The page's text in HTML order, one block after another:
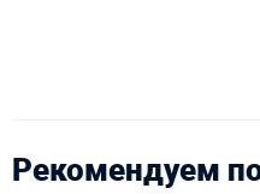
Рекомендуем